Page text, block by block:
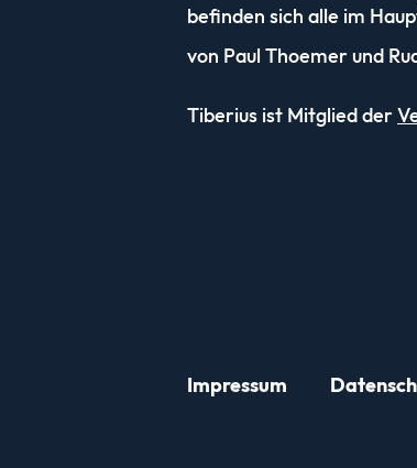
befinden sich alle im
von Paul Thoemer und
Tiberius ist Mitglied der
Impressum